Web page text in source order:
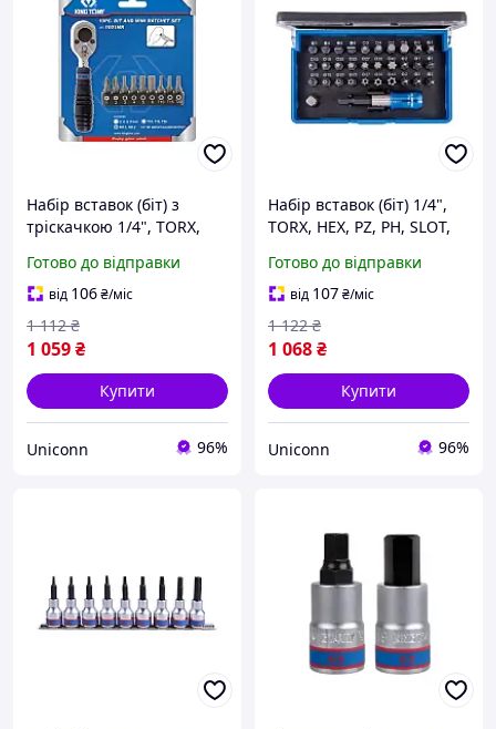
Набір вставок (біт) з
тріскачкою 1/4", TORX,
Готово до відправки
від 106₴/міс
1 059₴
1 112 ₴
Купити
Uniconn 96%
Набір вставок (біт) 1/4",
TORX, HEX, PZ, PH, SLOT,
Готово до відправки
від 107₴/міс
1 068₴
1 122 ₴
Купити
Uniconn 96%